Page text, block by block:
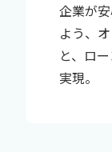
企業が
よう、
と、ロ
実現。